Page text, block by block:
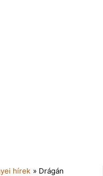
hírek » Drágán